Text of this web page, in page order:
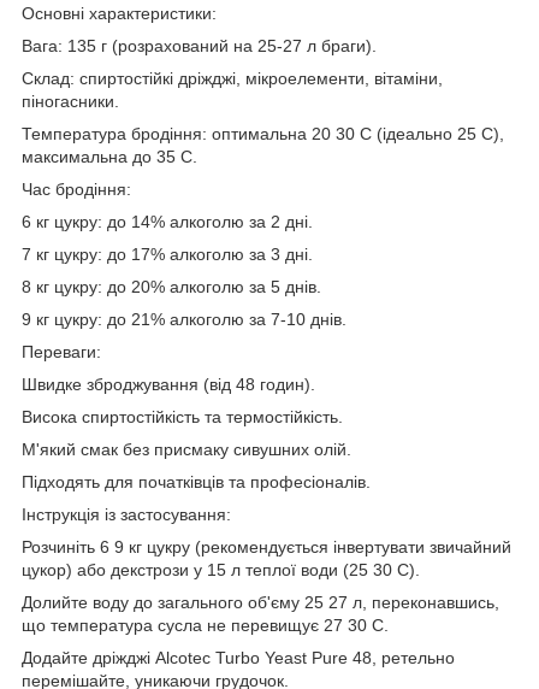
Основні характеристики:
Вага: 135 г (розрахований на 25-27 л браги).
Склад: спиртостійкі дріжджі, мікроелементи, вітаміни,
піногасники.
Температура бродіння: оптимальна 20 30 C (ідеально 25 C),
максимальна до 35 C.
Час бродіння:
6 кг цукру: до 14% алкоголю за 2 дні.
7 кг цукру: до 17% алкоголю за 3 дні.
8 кг цукру: до 20% алкоголю за 5 днів.
9 кг цукру: до 21% алкоголю за 7-10 днів.
Переваги:
Швидке зброджування (від 48 годин).
Висока спиртостійкість та термостійкість.
М'який смак без присмаку сивушних олій.
Підходять для початківців та професіоналів.
Інструкція із застосування:
Розчиніть 6 9 кг цукру (рекомендується інвертувати звичайний
цукор) або декстрози у 15 л теплої води (25 30 C).
Долийте воду до загального об'єму 25 27 л, переконавшись,
що температура сусла не перевищує 27 30 C.
Додайте дріжджі Alcotec Turbo Yeast Pure 48, ретельно
перемішайте, уникаючи грудочок.